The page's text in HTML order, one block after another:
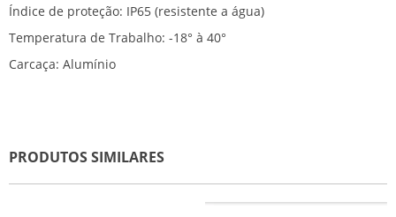
Índice de proteção: IP65 (resistente a água)
Temperatura de Trabalho: -18° à 40°
Carcaça: Alumínio
PRODUTOS SIMILARES